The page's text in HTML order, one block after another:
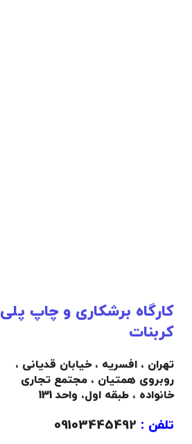
کارگاه برشکاری و چاپ پلی
کربنات
تهران ، افسریه ، خیابان قدیانی ،
روبروی همتیان ، مجتمع تجاری
خانواده ،طبقه اول، واحد 131
تلفن :